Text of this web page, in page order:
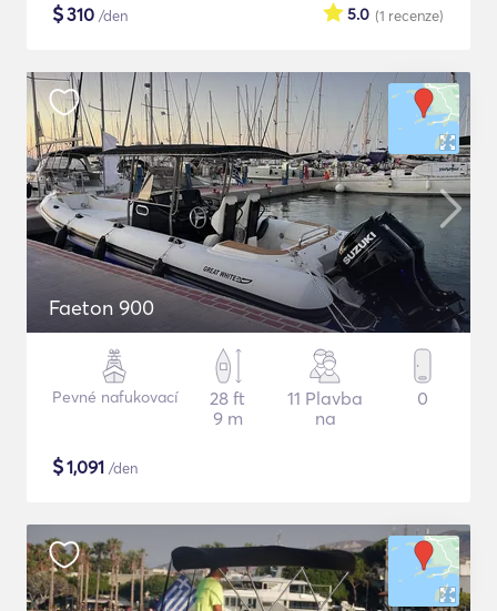
$310 /den (1 recenze)
5.0
Faeton 900
Pevné nafukovací
28 ft
9 m
11 Plavba
na
0
$1,091 /den